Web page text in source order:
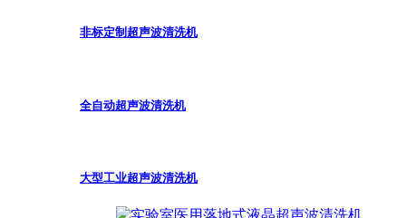
非标定制超声波清洗机
全自动超声波清洗机
大型工业超声波清洗机